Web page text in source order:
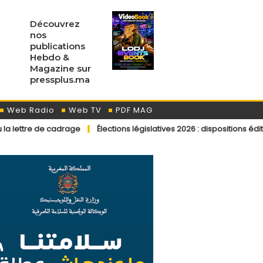
Découvrez
nos
publications
Hebdo &
Magazine sur
pressplus.ma
Web Radio Web TV
PDF MAG
Élections législatives 2026 : dispositions éditoriales